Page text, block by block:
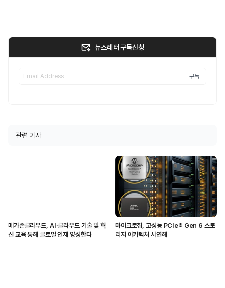
뉴스레터 구독신청
구독
관련 기사
메가존클라우드, AI·클라우드 기술 및 혁
신 교육 통해 글로벌 인재 양성한다
마이크로칩, 고성능 PCIe® Gen 6 스토
리지 아키텍처 시연해